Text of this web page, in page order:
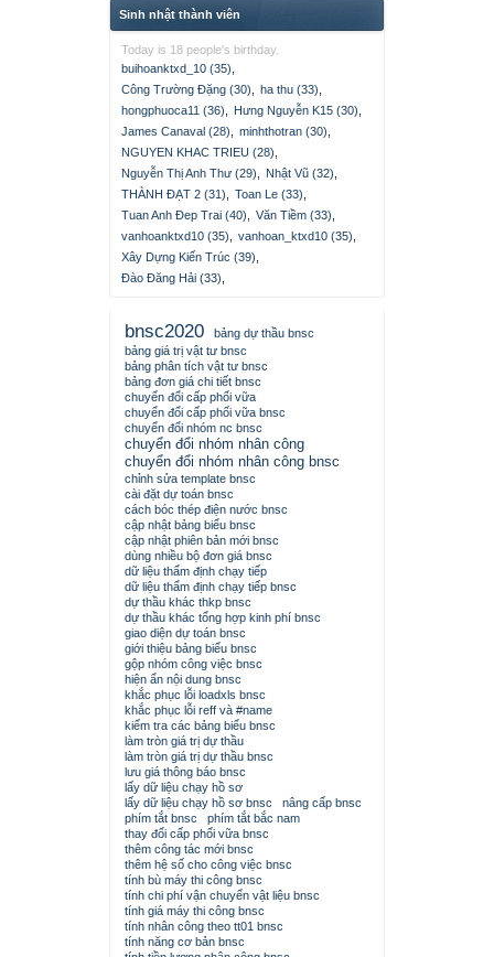
Sinh nhật thành viên
Today is 18 people's birthday.
buihoanktxd_10 (35)
Công Trường Đặng (30)
ha thu (33)
hongphuoca11 (36)
Hưng Nguyễn K15 (30)
James Canaval (28)
minhthotran (30)
NGUYEN KHAC TRIEU (28)
Nguyễn Thị Anh Thư (29)
Nhật Vũ (32)
THÀNH ĐẠT 2 (31)
Toan Le (33)
Tuan Anh Đep Trai (40)
Văn Tiềm (33)
vanhoanktxd10 (35)
vanhoan_ktxd10 (35)
Xây Dựng Kiến Trúc (39)
Đào Đăng Hải (33)
bnsc2020
bảng dự thầu bnsc
bảng giá trị vật tư bnsc
bảng phân tích vật tư bnsc
bảng đơn giá chi tiết bnsc
chuyển đổi cấp phối vữa
chuyển đổi cấp phối vữa bnsc
chuyển đổi nhóm nc bnsc
chuyển đổi nhóm nhân công
chuyển đổi nhóm nhân công bnsc
chỉnh sửa template bnsc
cài đặt dự toán bnsc
cách bóc thép điện nước bnsc
cập nhật bảng biểu bnsc
cập nhật phiên bản mới bnsc
dùng nhiều bộ đơn giá bnsc
dữ liệu thẩm định chạy tiếp
dữ liệu thẩm định chạy tiếp bnsc
dự thầu khác thkp bnsc
dự thầu khác tổng hợp kinh phí bnsc
giao diện dự toán bnsc
giới thiệu bảng biểu bnsc
gộp nhóm công việc bnsc
hiện ẩn nội dung bnsc
khắc phục lỗi loadxls bnsc
khắc phục lỗi reff và #name
kiểm tra các bảng biểu bnsc
làm tròn giá trị dự thầu
làm tròn giá trị dự thầu bnsc
lưu giá thông báo bnsc
lấy dữ liệu chạy hồ sơ
lấy dữ liệu chạy hồ sơ bnsc
nâng cấp bnsc
phím tắt bnsc
phím tắt bắc nam
thay đổi cấp phối vữa bnsc
thêm công tác mới bnsc
thêm hệ số cho công việc bnsc
tính bù máy thi công bnsc
tính chi phí vận chuyển vật liệu bnsc
tính giá máy thi công bnsc
tính nhân công theo tt01 bnsc
tính năng cơ bản bnsc